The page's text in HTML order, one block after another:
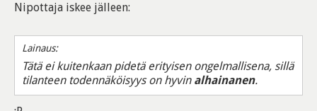
Nipottaja iskee jälleen:
Lainaus:
Tätä ei kuitenkaan pidetä erityisen ongelmallisena, sillä
tilanteen todennäköisyys on hyvin alhainanen.